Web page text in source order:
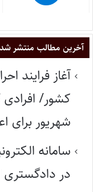
آخرین مطالب منتشر
آغاز فرایند
کشور/ افرادی
شهریور برای
سامانه
در دادگستری